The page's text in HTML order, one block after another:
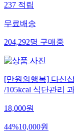
237 적립
무료배송
204,292명 구매중
[만원의행복] 다신
/105kcal 식단관리
18,000원
44%10,000원